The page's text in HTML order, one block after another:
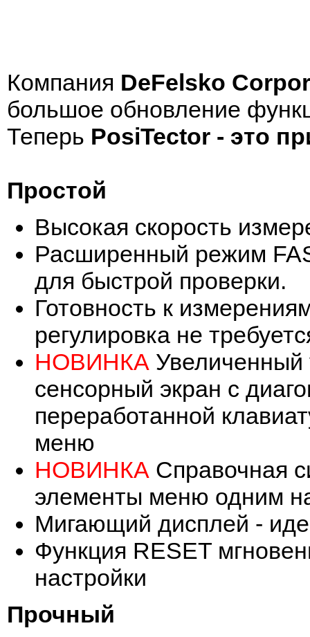
Компания DeFelsko
большое обновление
Теперь PosiTector - это
Простой
Высокая скорость
Расширенный режим
для быстрой проверки.
Готовность к
регулировка не
НОВИНКА Увеличенный
сенсорный экран с
переработанной
меню
НОВИНКА Справочная
элементы меню одним
Мигающий дисплей -
Функция RESET
настройки
Прочный